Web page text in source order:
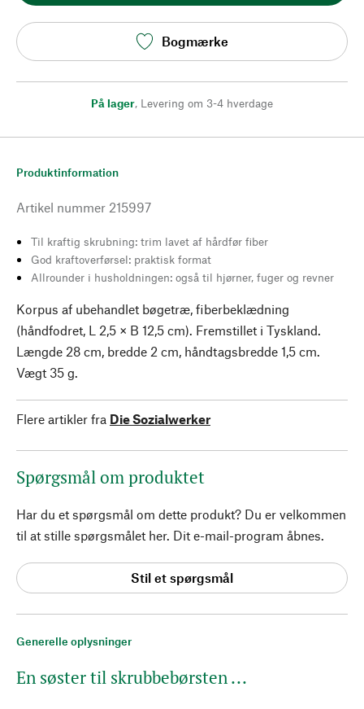
Bogmærke
På lager, Levering om 3-4 hverdage
Generelle oplysninger
En søster til skrubbebørsten ...
Produktinformation
Artikel nummer 215997
Til kraftig skrubning: trim lavet af hårdfør fiber
God kraftoverførsel: praktisk format
Allrounder i husholdningen: også til hjørner, fuger og revner
Korpus af ubehandlet bøgetræ, fiberbeklædning
(håndfodret, L 2,5 × B 12,5 cm). Fremstillet i Tyskland.
Længde 28 cm, bredde 2 cm, håndtagsbredde 1,5 cm.
Vægt 35 g.
Flere artikler fra Die Sozialwerker
Spørgsmål om produktet
Har du et spørgsmål om dette produkt? Du er velkommen
til at stille spørgsmålet her. Dit e-mail-program åbnes.
Stil et spørgsmål